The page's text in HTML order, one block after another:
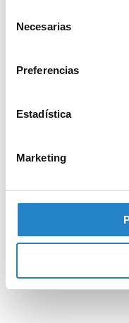
Necesarias
Preferencias
Estadística
Marketing